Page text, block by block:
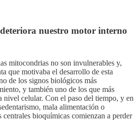
nuestro motor interno
mitocondrias no son invulnerables y,
que motivaba el desarrollo de esta
de los signos biológicos más
y también uno de los que más
nivel celular. Con el paso del tiempo, y en
mala alimentación o
centrales bioquímicas comienzan a perder